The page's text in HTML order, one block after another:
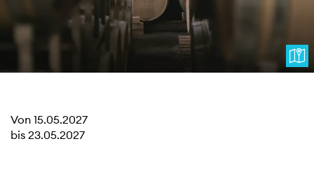
Von 15.05.2027
bis 23.05.2027